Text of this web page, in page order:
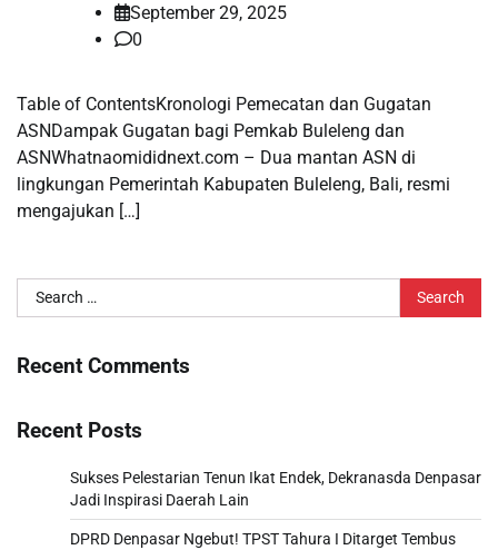
September 29, 2025
0
Table of ContentsKronologi Pemecatan dan Gugatan
ASNDampak Gugatan bagi Pemkab Buleleng dan
ASNWhatnaomididnext.com – Dua mantan ASN di
lingkungan Pemerintah Kabupaten Buleleng, Bali, resmi
mengajukan […]
Search
for:
Recent Comments
Recent Posts
Sukses Pelestarian Tenun Ikat Endek, Dekranasda Denpasar
Jadi Inspirasi Daerah Lain
DPRD Denpasar Ngebut! TPST Tahura I Ditarget Tembus